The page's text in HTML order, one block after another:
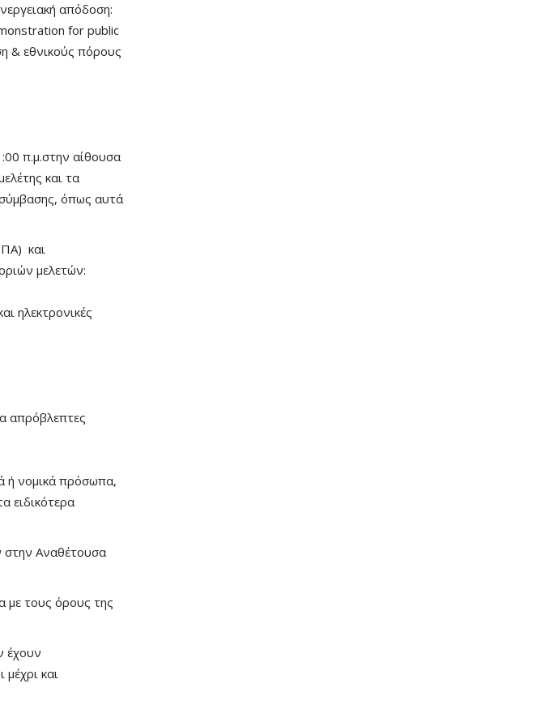
απόδοση:
for public
& εθνικούς πόρους
π.μ.στην αίθουσα
και τα
όπως αυτά
και
μελετών:
ηλεκτρονικές
απρόβλεπτες
ή νομικά πρόσωπα,
ειδικότερα
Αναθέτουσα
με τους όρους της
έχουν
μέχρι και